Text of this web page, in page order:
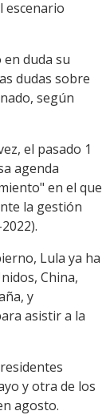
escenario
duda su
dudas sobre
según
el pasado 1
agenda
en el que
la gestión
Lula ya ha
China,
y
asistir a la
y otra de los
agosto.